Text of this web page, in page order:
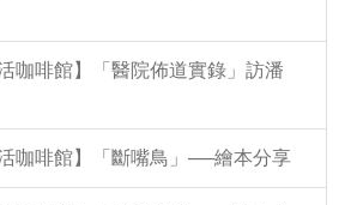
咖啡館】「醫院佈道實錄」訪潘
咖啡館】「斷嘴鳥」──繪本分享